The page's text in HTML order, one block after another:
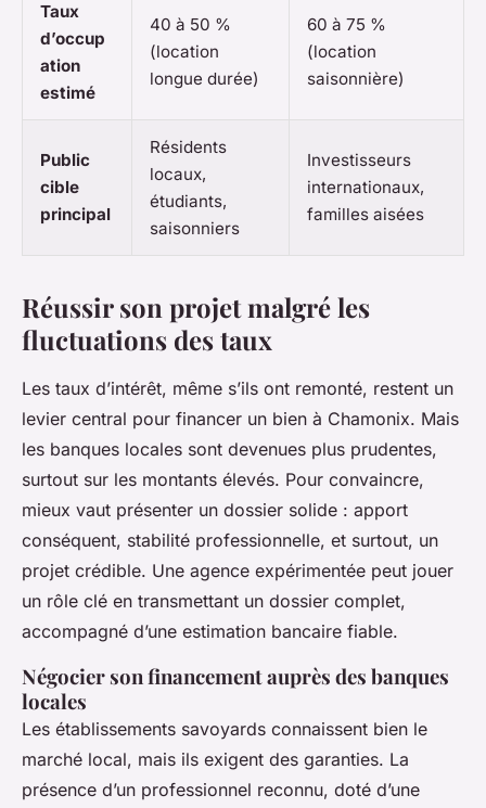
Taux
d’occup
ation
estimé
40 à 50 %
(location
longue durée)
60 à 75 %
(location
saisonnière)
Public
cible
principal
Résidents
locaux,
étudiants,
saisonniers
Investisseurs
internationaux,
familles aisées
Réussir son projet malgré les
fluctuations des taux
Les taux d’intérêt, même s’ils ont remonté, restent un
levier central pour financer un bien à Chamonix. Mais
les banques locales sont devenues plus prudentes,
surtout sur les montants élevés. Pour convaincre,
mieux vaut présenter un dossier solide : apport
conséquent, stabilité professionnelle, et surtout, un
projet crédible. Une agence expérimentée peut jouer
un rôle clé en transmettant un dossier complet,
accompagné d’une estimation bancaire fiable.
Négocier son financement auprès des banques
locales
Les établissements savoyards connaissent bien le
marché local, mais ils exigent des garanties. La
présence d’un professionnel reconnu, doté d’une